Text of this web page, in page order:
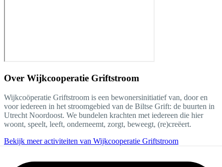
Over Wijkcooperatie Griftstroom
Wijkcoöperatie Griftstroom is een bewonersinitiatief van, door en
voor iedereen in het stroomgebied van de Biltse Grift: de buurten in
Utrecht Noordoost. We bundelen krachten met iedereen die hier
woont, speelt, leeft, onderneemt, zorgt, beweegt, (re)creëert.
Bekijk meer activiteiten van Wijkcooperatie Griftstroom